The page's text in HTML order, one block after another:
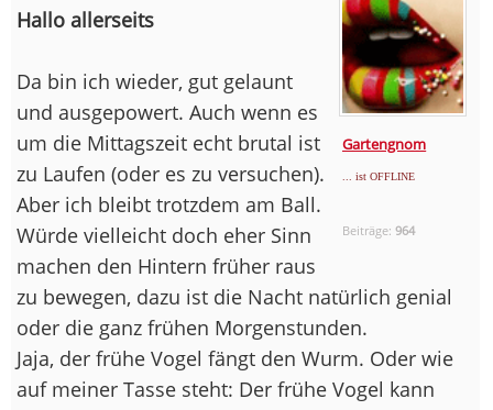
Gartengnom
... ist OFFLINE
Beiträge:964
Hallo allerseits
Da bin ich wieder, gut gelaunt
und ausgepowert. Auch wenn es
um die Mittagszeit echt brutal ist
zu Laufen (oder es zu versuchen).
Aber ich bleibt trotzdem am Ball.
Würde vielleicht doch eher Sinn
machen den Hintern früher raus
zu bewegen, dazu ist die Nacht natürlich genial
oder die ganz frühen Morgenstunden.
Jaja, der frühe Vogel fängt den Wurm. Oder wie
auf meiner Tasse steht: Der frühe Vogel kann